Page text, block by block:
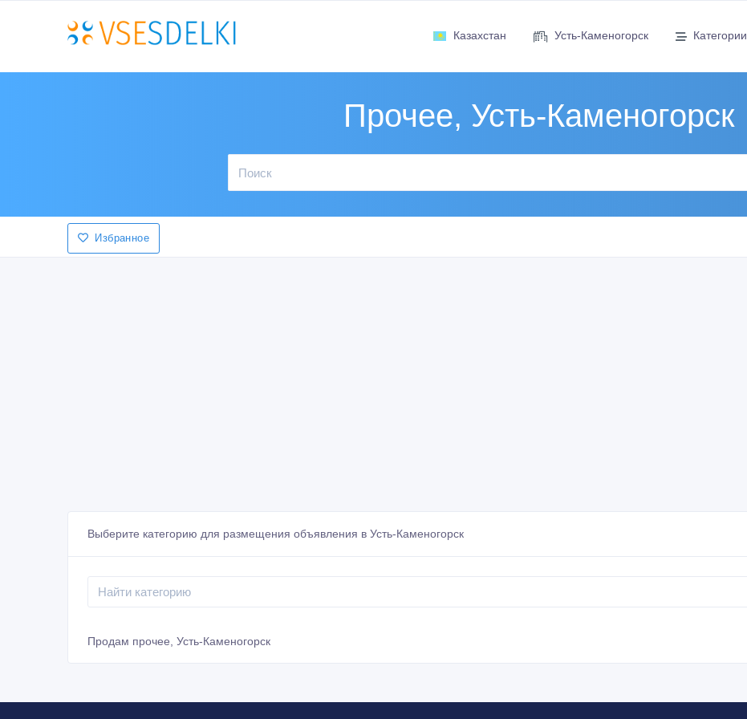
Казахстан Усть-Каменогорск Категории
Прочее, Усть-Каменогорск
Избранное
Выберите категорию для размещения объявления в Усть-Каменогорск
Продам прочее, Усть-Каменогорск